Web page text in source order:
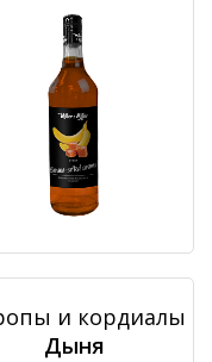
и кордиалы
Дыня